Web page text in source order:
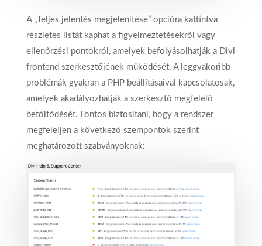
A „Teljes jelentés megjelenítése” opcióra kattintva
részletes listát kaphat a figyelmeztetésekről vagy
ellenőrzési pontokról, amelyek befolyásolhatják a Divi
frontend szerkesztőjének működését. A leggyakoribb
problémák gyakran a PHP beállításaival kapcsolatosak,
amelyek akadályozhatják a szerkesztő megfelelő
betöltődését. Fontos biztosítani, hogy a rendszer
megfeleljen a következő szempontok szerint
meghatározott szabványoknak: